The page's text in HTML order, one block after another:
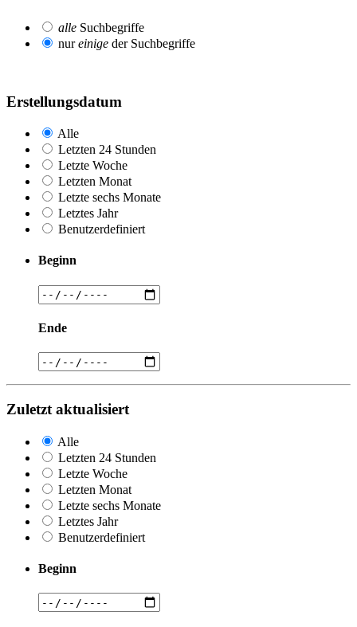
alle Suchbegriffe
nureinige der Suchbegriffe
Erstellungsdatum
Alle
Letzten 24 Stunden
Letzte Woche
Letzten Monat
Letzte sechs Monate
Letztes Jahr
Benutzerdefiniert
Beginn
Ende
Zuletzt aktualisiert
Alle
Letzten 24 Stunden
Letzte Woche
Letzten Monat
Letzte sechs Monate
Letztes Jahr
Benutzerdefiniert
Beginn